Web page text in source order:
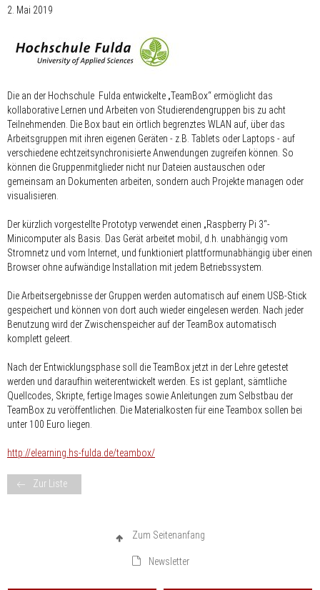
2. Mai 2019
Die an der Hochschule Fulda entwickelte „TeamBox“ ermöglicht das
kollaborative Lernen und Arbeiten von Studierendengruppen bis zu acht
Teilnehmenden. Die Box baut ein örtlich begrenztes WLAN auf, über das
Arbeitsgruppen mit ihren eigenen Geräten - z.B. Tablets oder Laptops - auf
verschiedene echtzeitsynchronisierte Anwendungen zugreifen können. So
können die Gruppenmitglieder nicht nur Dateien austauschen oder
gemeinsam an Dokumenten arbeiten, sondern auch Projekte managen oder
visualisieren.
Der kürzlich vorgestellte Prototyp verwendet einen „Raspberry Pi 3“-
Minicomputer als Basis. Das Gerät arbeitet mobil, d.h. unabhängig vom
Stromnetz und vom Internet, und funktioniert plattformunabhängig über einen
Browser ohne aufwändige Installation mit jedem Betriebssystem.
Die Arbeitsergebnisse der Gruppen werden automatisch auf einem USB-Stick
gespeichert und können von dort auch wieder eingelesen werden. Nach jeder
Benutzung wird der Zwischenspeicher auf der TeamBox automatisch
komplett geleert.
Nach der Entwicklungsphase soll die TeamBox jetzt in der Lehre getestet
werden und daraufhin weiterentwickelt werden. Es ist geplant, sämtliche
Quellcodes, Skripte, fertige Images sowie Anleitungen zum Selbstbau der
TeamBox zu veröffentlichen. Die Materialkosten für eine Teambox sollen bei
unter 100 Euro liegen.
http://elearning.hs-fulda.de/teambox/
Zur Liste
Zum Seitenanfang
Newsletter